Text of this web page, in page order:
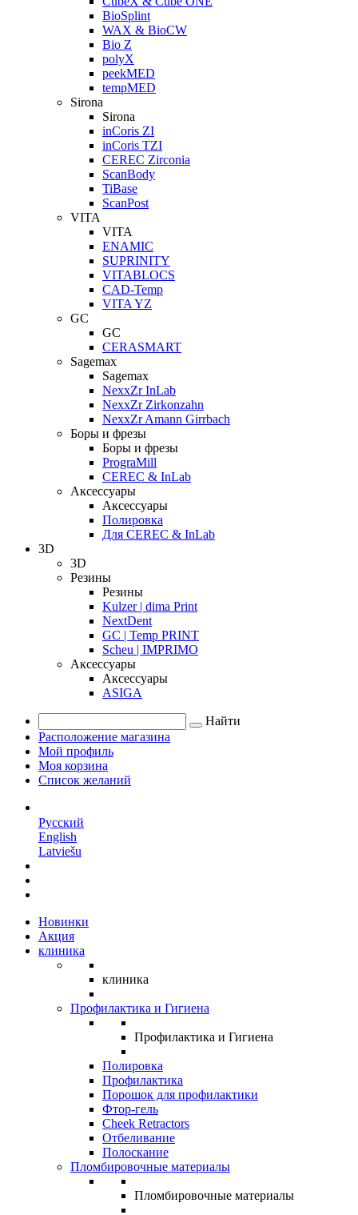
BioSplint
WAX & BioCW
Bio Z
polyX
peekMED
tempMED
Sirona
Sirona
inCoris ZI
inCoris TZI
CEREC Zirconia
ScanBody
TiBase
ScanPost
VITA
VITA
ENAMIC
SUPRINITY
VITABLOCS
CAD-Temp
VITA YZ
GC
GC
CERASMART
Sagemax
Sagemax
NexxZr InLab
NexxZr Zirkonzahn
NexxZr Amann Girrbach
Боры и фрезы
Боры и фрезы
PrograMill
CEREC & InLab
Аксессуары
Аксессуары
Полировка
Для CEREC & InLab
3D
3D
Резины
Резины
Kulzer | dima Print
NextDent
GC | Temp PRINT
Scheu | IMPRIMO
Аксессуары
Аксессуары
ASIGA
Найти
Расположение магазина
Мой профиль
Моя корзина
Список желаний
Русский
English
Latviešu
Новинки
Акция
клиника
клиника
Профилактика и Гигиена
Профилактика и Гигиена
Полировка
Профилактика
Порошок для профилактики
Фтор-гель
Cheek Retractors
Отбеливание
Полоскание
Пломбировочные материалы
Пломбировочные материалы